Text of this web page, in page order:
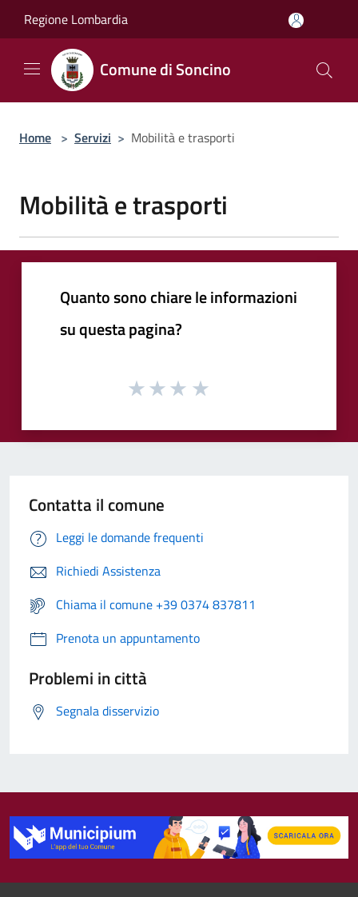
Regione Lombardia
Comune di Soncino
Home > Servizi > Mobilità e trasporti
Mobilità e trasporti
Quanto sono chiare le informazioni
su questa pagina?
Contatta il comune
Leggi le domande frequenti
Richiedi Assistenza
Chiama il comune +39 0374 837811
Prenota un appuntamento
Problemi in città
Segnala disservizio